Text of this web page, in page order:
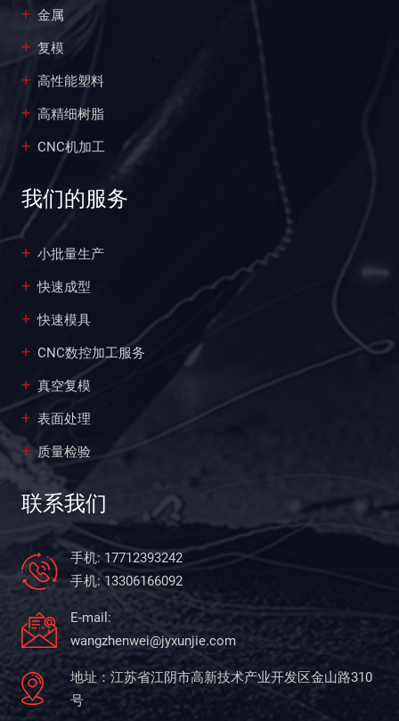
金属
复模
高性能塑料
高精细树脂
CNC机加工
我们的服务
小批量生产
快速成型
快速模具
CNC数控加工服务
真空复模
表面处理
质量检验
联系我们
手机: 17712393242
手机: 13306166092
E-mail:
wangzhenwei@jyxunjie.com
地址：江苏省江阴市高新技术产业开发区金山路310
号